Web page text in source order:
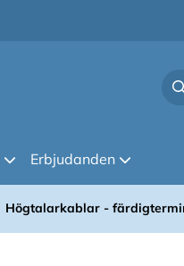
Erbjudanden
Högtalarkablar -